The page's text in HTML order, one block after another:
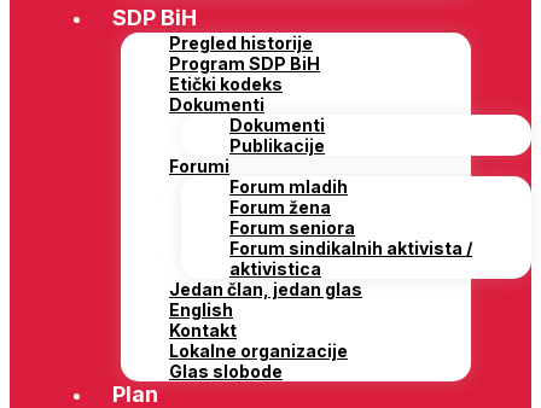
SDP BiH
Pregled historije
Program SDP BiH
Etički kodeks
Dokumenti
Dokumenti
Publikacije
Forumi
Forum mladih
Forum žena
Forum seniora
Forum sindikalnih aktivista /
aktivistica
Jedan član, jedan glas
English
Kontakt
Lokalne organizacije
Glas slobode
Plan